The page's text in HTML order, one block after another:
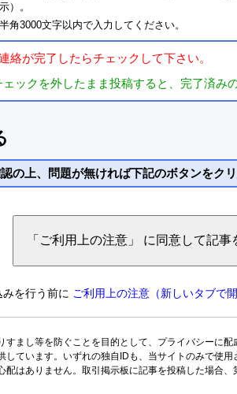
示）。
半角3000文字以内で入力してください。
絡が完了したらチェックして下さい。
ックを外したまま投稿すると、完了済み
の上、問題が無ければ下記のボタンをクリ
を行う前に ご利用上の注意（新しいタブで開
すまし等を防ぐことを目的として、プライバシーに
しています。いずれの独自IDも、当サイトのみで使
配はありません。取引掲示板に記事を投稿した場合